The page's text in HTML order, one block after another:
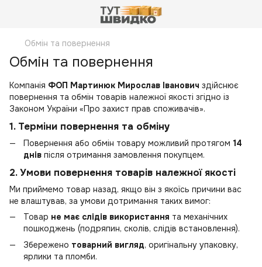
Обмін та повернення
Обмін та повернення
Компанія ФОП Мартинюк Мирослав Іванович здійснює
повернення та обмін товарів належної якості згідно із
Законом України «Про захист прав споживачів».
1. Терміни повернення та обміну
Повернення або обмін товару можливий протягом 14
днів після отримання замовлення покупцем.
2. Умови повернення товарів належної якості
Ми приймемо товар назад, якщо він з якоїсь причини вас
не влаштував, за умови дотримання таких вимог:
Товар не має слідів використання та механічних
пошкоджень (подряпин, сколів, слідів встановлення).
Збережено товарний вигляд, оригінальну упаковку,
ярлики та пломби.